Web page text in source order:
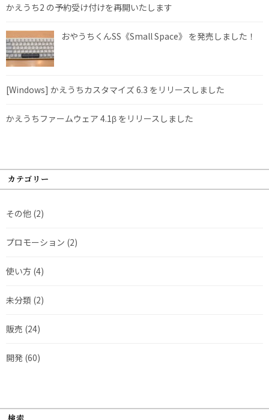
かえうち2 の予約受け付けを再開いたします
おやうちくんSS《Small Space》 を発売しました！
[Windows] かえうちカスタマイズ 6.3 をリリースしました
かえうちファームウェア 4.1β をリリースしました
カテゴリー
その他 (2)
プロモーション (2)
使い方 (4)
未分類 (2)
販売 (24)
開発 (60)